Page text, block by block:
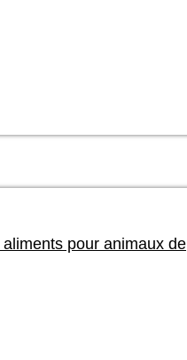
pour animaux de